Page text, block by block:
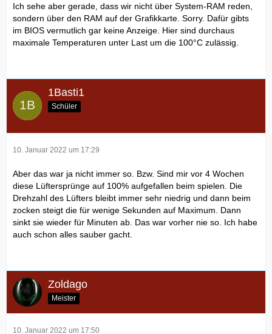
Ich sehe aber gerade, dass wir nicht über System-RAM reden,
sondern über den RAM auf der Grafikkarte. Sorry. Dafür gibts
im BIOS vermutlich gar keine Anzeige. Hier sind durchaus
maximale Temperaturen unter Last um die 100°C zulässig.
1Basti1
Schüler
10. Januar 2022 um 17:29
Aber das war ja nicht immer so. Bzw. Sind mir vor 4 Wochen
diese Lüftersprünge auf 100% aufgefallen beim spielen. Die
Drehzahl des Lüfters bleibt immer sehr niedrig und dann beim
zocken steigt die für wenige Sekunden auf Maximum. Dann
sinkt sie wieder für Minuten ab. Das war vorher nie so. Ich habe
auch schon alles sauber gacht.
Zoldago
Meister
10. Januar 2022 um 17:50